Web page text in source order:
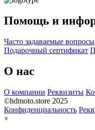
Помощь и
Часто задаваемые вопросы
Подарочный сертификат
О нас
О компании Реквизиты
©hdmoto.store 2025
Конфиденциальность
×